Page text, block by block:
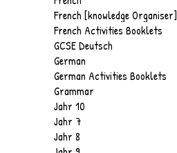
French [knowledge Organiser]
French Activities Booklets
GCSE Deutsch
German
German Activities Booklets
Grammar
Jahr 10
Jahr 7
Jahr 8